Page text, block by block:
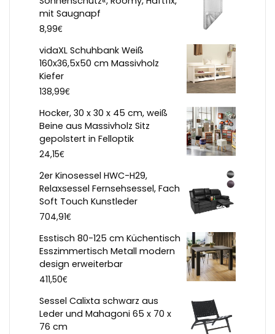
mit Saugnapf
8,99€
vidaXL Schuhbank Weiß
160x36,5x50 cm Massivholz
Kiefer
138,99€
Hocker, 30 x 30 x 45 cm, weiß
Beine aus Massivholz Sitz
gepolstert in Felloptik
24,15€
2er Kinosessel HWC-H29,
Relaxsessel Fernsehsessel, Fach
Soft Touch Kunstleder
704,91€
Esstisch 80-125 cm Küchentisch
Esszimmertisch Metall modern
design erweiterbar
411,50€
Sessel Calixta schwarz aus
Leder und Mahagoni 65 x 70 x
76 cm